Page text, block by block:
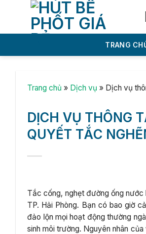
TRANG
Trang chủ » Dịch vụ » Dịch vụ
DỊCH VỤ THÔNG
QUYẾT TẮC
Tắc cống, nghẹt đường ống nước
TP. Hải Phòng. Bạn có bao giờ
đảo lộn mọi hoạt động thường
sinh môi trường. Nguyên nhân